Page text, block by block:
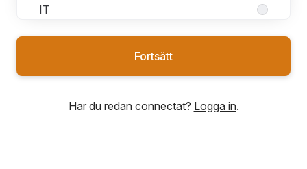
IT
Lager & terminalarbete
Maskinförare
Fortsätt
Har du redan connectat? Logga in.